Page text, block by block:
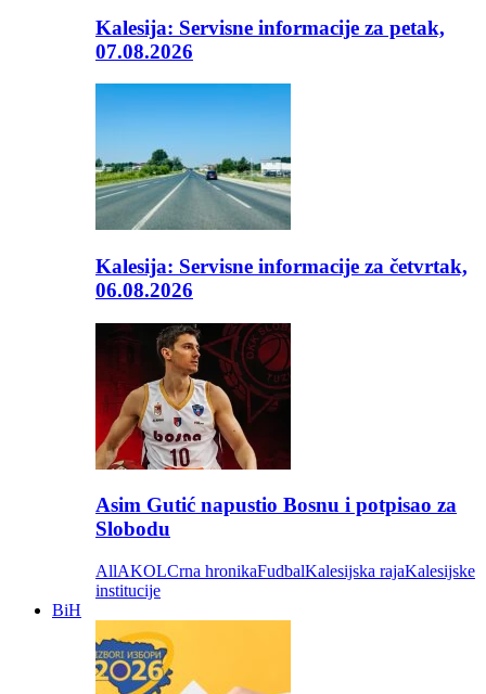
Kalesija: Servisne informacije za petak,
07.08.2026
Kalesija: Servisne informacije za četvrtak,
06.08.2026
Asim Gutić napustio Bosnu i potpisao za
Slobodu
AllAKOLCrna hronikaFudbalKalesijska rajaKalesijske
institucije
BiH